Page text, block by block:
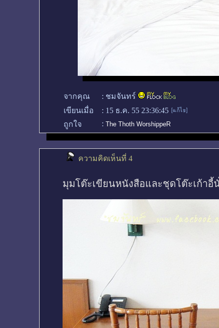
จากคุณ : ชมจันทร์
เขียนเมื่อ
: 15 ธ.ค. 55 23:36:45
ถูกใจ
: The Thoth WorshippeR
ความคิดเห็นที่ 4
มุมโต๊ะเขียนหนังสือและชุดโต๊ะเก้าอี้